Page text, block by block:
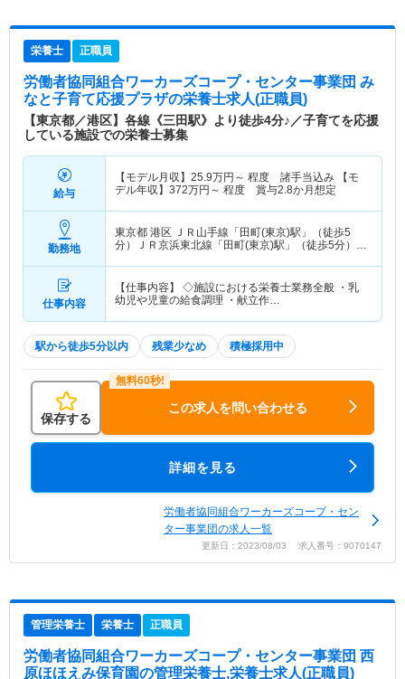
栄養士 正職員
労働者協同組合ワーカーズコープ・センター事業団 み
なと子育て応援プラザの栄養士求人(正職員)
【東京都／港区】各線《三田駅》より徒歩4分♪／子育てを応援
している施設での栄養士募集
給与
【モデル月収】 25.9万円～ 程度 諸手当込み 【モ
デル年収】 372万円～ 程度 賞与2.8か月想定
勤務地
東京都 港区
ＪＲ山手線「田町(東京)駅」（徒歩5
分）ＪＲ京浜東北線「田町(東京)駅」（徒歩5分）
仕事内容
【仕事内容】 ◇施設における栄養士業務全般 ・乳
幼児や児童の給食調理 ・献立作…
駅から徒歩5分以内 残業少なめ 積極採用中
保存する
この求人を問い合わせる
詳細を見る
労働者協同組合ワーカーズコープ・セン
ター事業団の求人一覧
更新日：2023/08/03 求人番号：9070147
管理栄養士 栄養士 正職員
労働者協同組合ワーカーズコープ・センター事業団 西
原ほほえみ保育園の管理栄養士,栄養士求人(正職員)